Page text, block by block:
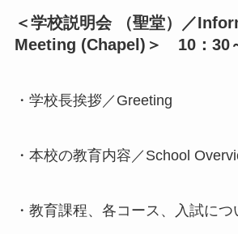
＜学校説明会 （聖堂）／
Meeting (Chapel)＞ 10：30
・学校長挨拶／Greeting
・本校の教育内容／School
・教育課程、各コース、入試につ